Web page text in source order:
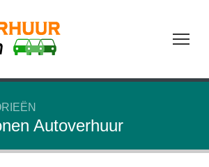
Autoverhuur